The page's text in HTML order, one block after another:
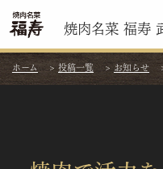
焼肉名菜 福寿
ホーム > 投稿一覧 > お知らせ